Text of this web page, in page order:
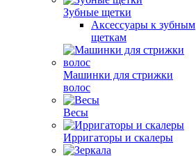
Зубные щетки
Аксессуары к зубным
щеткам
Машинки для стрижки
волос
Весы
Ирригаторы и скалеры